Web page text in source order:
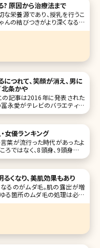
陥没乳頭でも授乳はできる? 原因から治療法まで
栄養源であり、授乳を行うこ
んの結びつきがより深くなると
の大切な授乳シーンで乳頭が
という状態に悩まされること
ような状態か説明させて頂く
につれて、笑顔が消え、男に
北条かや
冨永愛がテレビのバラエティ番
があった。彼女は離島など、
女優ランキング
葉が流行った時代があったよ
ではなく、8頭身、9頭身とい
す。 それと同時に、“短足胴
られますが、女性たちの美意
くなり、美肌効果もあり
るのがムダ毛。肌の露出が増
る箇所のムダ毛の処理は必須
の処理をして満足している方が
中まで綺麗にしてみてはいか
いた服は着ないから関係ない」